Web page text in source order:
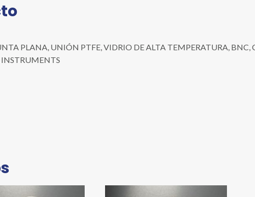
cantidad
PLANA, UNIÓN PTFE, VIDRIO DE ALTA TEMPERATURA, BNC,